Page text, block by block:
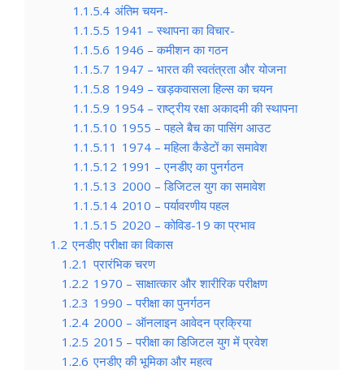
1.1.5.4 अंतिम चयन-
1.1.5.5 1941 – स्थापना का विचार-
1.1.5.6 1946 – कमीशन का गठन
1.1.5.7 1947 – भारत की स्वतंत्रता और योजना
1.1.5.8 1949 – खड़कवासला हिल्स का चयन
1.1.5.9 1954 – राष्ट्रीय रक्षा अकादमी की स्थापना
1.1.5.10 1955 – पहले बैच का पासिंग आउट
1.1.5.11 1974 – महिला कैडेटों का समावेश
1.1.5.12 1991 – एनडीए का पुनर्गठन
1.1.5.13 2000 – डिजिटल युग का समावेश
1.1.5.14 2010 – पर्यावरणीय पहल
1.1.5.15 2020 – कोविड-19 का प्रभाव
1.2 एनडीए परीक्षा का विकास
1.2.1 प्रारंभिक चरण
1.2.2 1970 – साक्षात्कार और शारीरिक परीक्षण
1.2.3 1990 – परीक्षा का पुनर्गठन
1.2.4 2000 – ऑनलाइन आवेदन प्रक्रिया
1.2.5 2015 – परीक्षा का डिजिटल युग में प्रवेश
1.2.6 एनडीए की भूमिका और महत्व